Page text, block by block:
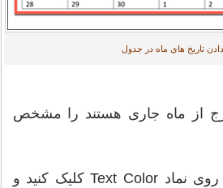
تاریخ های ماه در جدول
از ماه جاری هستند را مشخص
9. در منوی Home ، روی نماد Text Color کلیک کنید و